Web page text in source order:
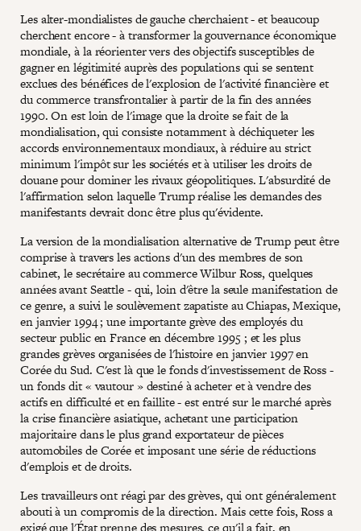
Les alter-mondialistes de gauche cherchaient - et beaucoup
cherchent encore - à transformer la gouvernance économique
mondiale, à la réorienter vers des objectifs susceptibles de
gagner en légitimité auprès des populations qui se sentent
exclues des bénéfices de l'explosion de l'activité financière et
du commerce transfrontalier à partir de la fin des années
1990. On est loin de l'image que la droite se fait de la
mondialisation, qui consiste notamment à déchiqueter les
accords environnementaux mondiaux, à réduire au strict
minimum l'impôt sur les sociétés et à utiliser les droits de
douane pour dominer les rivaux géopolitiques. L'absurdité de
l'affirmation selon laquelle Trump réalise les demandes des
manifestants devrait donc être plus qu'évidente.
La version de la mondialisation alternative de Trump peut être
comprise à travers les actions d'un des membres de son
cabinet, le secrétaire au commerce Wilbur Ross, quelques
années avant Seattle - qui, loin d'être la seule manifestation de
ce genre, a suivi le soulèvement zapatiste au Chiapas, Mexique,
en janvier 1994 ; une importante grève des employés du
secteur public en France en décembre 1995 ; et les plus
grandes grèves organisées de l'histoire en janvier 1997 en
Corée du Sud. C'est là que le fonds d'investissement de Ross -
un fonds dit « vautour » destiné à acheter et à vendre des
actifs en difficulté et en faillite - est entré sur le marché après
la crise financière asiatique, achetant une participation
majoritaire dans le plus grand exportateur de pièces
automobiles de Corée et imposant une série de réductions
d'emplois et de droits.
Les travailleurs ont réagi par des grèves, qui ont généralement
abouti à un compromis de la direction. Mais cette fois, Ross a
exigé que l'État prenne des mesures, ce qu'il a fait, en